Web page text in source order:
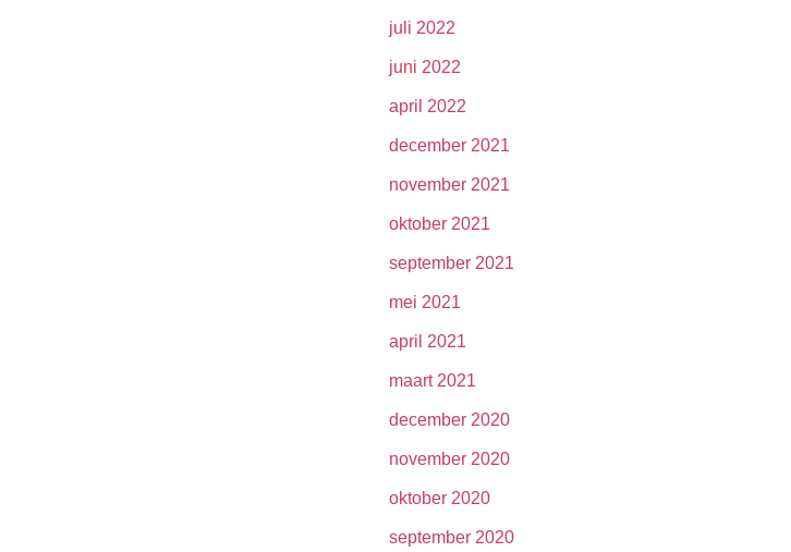
juli 2022
juni 2022
april 2022
december 2021
november 2021
oktober 2021
september 2021
mei 2021
april 2021
maart 2021
december 2020
november 2020
oktober 2020
september 2020